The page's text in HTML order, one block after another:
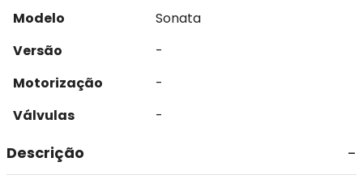
Modelo
Sonata
Versão
-
Motorização
-
Válvulas
-
Descrição